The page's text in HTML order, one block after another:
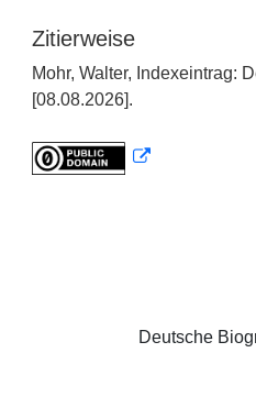
Zitierweise
Mohr, Walter, Indexeintrag:
[08.08.2026].
Deutsche